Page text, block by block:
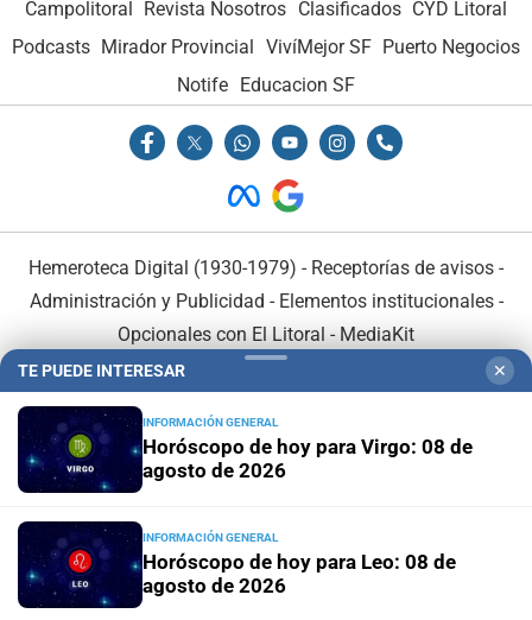
Campolitoral Revista Nosotros Clasificados CYD Litoral
Podcasts Mirador Provincial VivíMejor SF Puerto Negocios
Notife Educacion SF
Hemeroteca Digital (1930-1979) - Receptorías de avisos -
Administración y Publicidad - Elementos institucionales-
Opcionales con El Litoral - MediaKit
En Asociación con:
TE PUEDE INTERESAR ✕
INFORMACIÓN GENERAL
Horóscopo de hoy para Virgo: 08 de
agosto de 2026
INFORMACIÓN GENERAL
Horóscopo de hoy para Leo: 08 de
agosto de 2026